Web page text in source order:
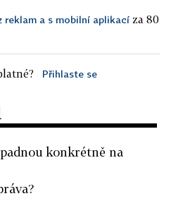
reklam a s mobilní aplikací za 80
Přihlaste se
konkrétně na